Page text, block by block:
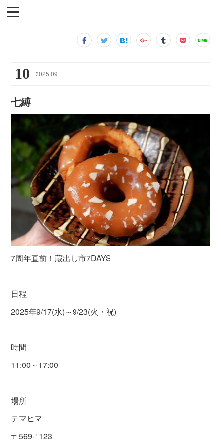
10 2025.09
七縛
7周年直前！蔵出し市7DAYS
日程
2025年9/17(水)～9/23(火・祝)
時間
11:00～17:00
場所
テマヒマ
〒569-1123